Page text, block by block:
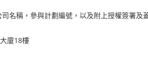
名稱，參與計劃編號，以及附上授權簽署及
廈18樓